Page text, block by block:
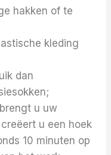
hakken of te
kleding
dan
u uw
u een hoek
10 minuten op